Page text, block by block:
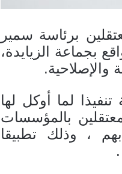
برئاسة سمير
بجماعة الزيايدة،
لما أوكل لها
بالمؤسسات
، وذلك تطبيقا